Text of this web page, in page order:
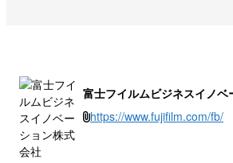
富士フイルムビジネスイノベ
https://www.fujifilm.com/fb/